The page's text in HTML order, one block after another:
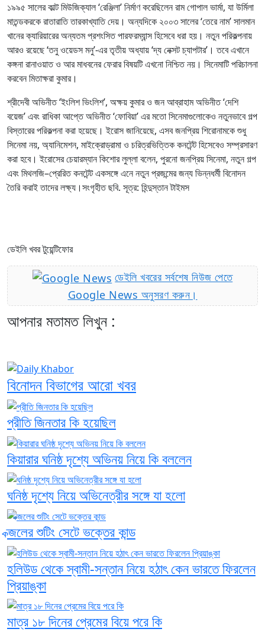
১৯৯৫ সালের কাল্ট মিউজিক্যাল ‘রেঞ্জিলা’ নির্মাণ করেছিলেন রাম গোপাল ভার্মা, যা উর্মিলা
মাতন্ডকরকে রাতারাতি তারকাখ্যাতি দেয়। অন্যদিকে ২০০৩ সালের ‘তেরে নাম’ সালমান
খানের ক্যারিয়ারের অন্যতম প্রশংসিত পারফরম্যান্স হিসেবে ধরা হয়। নতুন পরিকল্পনায়
আরও রয়েছে ‘তনু ওয়েডস মনু’-এর তৃতীয় অধ্যায় ‘দ্য নেক্সট চ্যাপটার’। তবে এখানে
কঙ্গনা রানাওয়াত ও আর মাধবনের ফেরার বিষয়টি এখনো নিশ্চিত নয়। সিনেমাটি পরিচালনা
করবেন মিতাক্ষরা কুমার।
শ্রীদেবী অভিনীত ‘ইংলিশ ভিংলিশ’, অক্ষয় কুমার ও জন আব্রাহাম অভিনীত ‘দেশি
বয়েজ’ এবং রাধিকা আপ্তে অভিনীত ‘ফোবিয়া’ এর মতো সিনেমাগুলোকেও নতুনভাবে গল্প
বিস্তারের পরিকল্পনা করা হয়েছে। ইরোস জানিয়েছে, এসব জনপ্রিয় শিরোনামকে শুধু
সিনেমা নয়, অ্যানিমেশন, মাইক্রোড্রামা ও চরিত্রভিত্তিক কনটেন্ট হিসেবেও সম্প্রসারণ
করা হবে। ইরোসের চেয়ারম্যান কিশোর লুল্লা বলেন, পুরনো জনপ্রিয় সিনেমা, নতুন গল্প
এবং মিথলজি–প্রেরিত কনটেন্ট একসঙ্গে এনে নতুন প্রজন্মের জন্য ভিন্নধর্মী বিনোদন
তৈরি করাই তাদের লক্ষ্য।সংগৃহীত ছবি. সূত্র: হিন্দুস্তান টাইমস
ডেইলি খবর টুয়েন্টিফোর
ডেইলি খবরের সর্বশেষ নিউজ পেতে
Google News অনুসরণ করুন।
আপনার মতামত লিখুন :
বিনোদন বিভাগের আরো খবর
প্রীতি জিনতার কি হয়েছিল
কিয়ারার ঘনিষ্ঠ দৃশ্যে অভিনয় নিয়ে কি বললেন
ঘনিষ্ঠ দৃশ্যে নিয়ে অভিনেত্রীর সঙ্গে যা হলো
ক্জলের শুটিং সেটে ভক্তের কান্ড
হলিউড থেকে স্বামী-সন্তান নিয়ে হঠাৎ কেন ভারতে ফিরলেন
প্রিয়াঙ্কা
মাত্র ১৮ দিনের প্রেমের বিয়ে পরে কি